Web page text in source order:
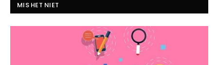
MIS HET NIET